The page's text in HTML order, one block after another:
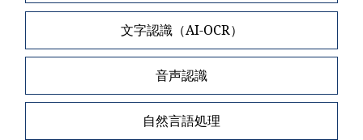
文字認識（AI-OCR）
音声認識
自然言語処理